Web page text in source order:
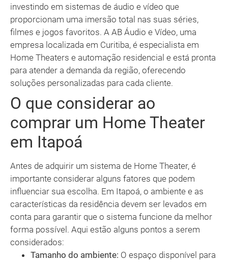
investindo em sistemas de áudio e vídeo que
proporcionam uma imersão total nas suas séries,
filmes e jogos favoritos. A AB Áudio e Vídeo, uma
empresa localizada em Curitiba, é especialista em
Home Theaters e automação residencial e está pronta
para atender a demanda da região, oferecendo
soluções personalizadas para cada cliente.
O que considerar ao
comprar um Home Theater
em Itapoá
Antes de adquirir um sistema de Home Theater, é
importante considerar alguns fatores que podem
influenciar sua escolha. Em Itapoá, o ambiente e as
características da residência devem ser levados em
conta para garantir que o sistema funcione da melhor
forma possível. Aqui estão alguns pontos a serem
considerados:
Tamanho do ambiente: O espaço disponível para